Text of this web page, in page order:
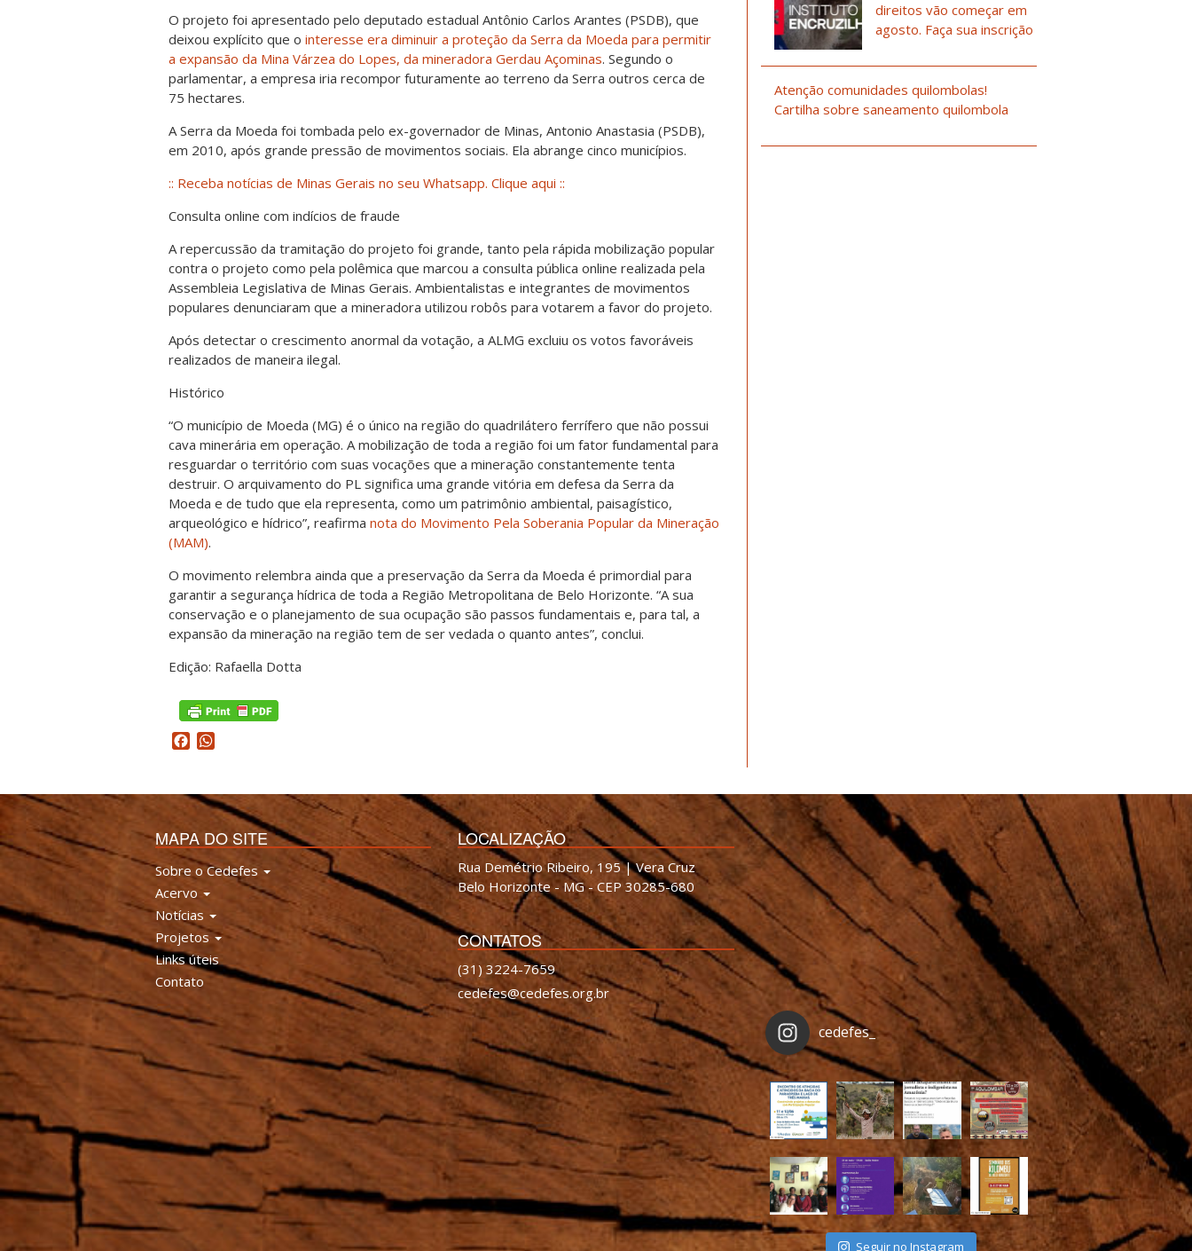
O projeto foi apresentado pelo deputado estadual Antônio Carlos Arantes (PSDB), que
deixou explícito que o interesse era diminuir a proteção da Serra da Moeda para permitir
a expansão da Mina Várzea do Lopes, da mineradora Gerdau Açominas. Segundo o
parlamentar, a empresa iria recompor futuramente ao terreno da Serra outros cerca de
75 hectares.
A Serra da Moeda foi tombada pelo ex-governador de Minas, Antonio Anastasia (PSDB),
em 2010, após grande pressão de movimentos sociais. Ela abrange cinco municípios.
:: Receba notícias de Minas Gerais no seu Whatsapp. Clique aqui ::
Consulta online com indícios de fraude
A repercussão da tramitação do projeto foi grande, tanto pela rápida mobilização popular
contra o projeto como pela polêmica que marcou a consulta pública online realizada pela
Assembleia Legislativa de Minas Gerais. Ambientalistas e integrantes de movimentos
populares denunciaram que a mineradora utilizou robôs para votarem a favor do projeto.
Após detectar o crescimento anormal da votação, a ALMG excluiu os votos favoráveis
realizados de maneira ilegal.
Histórico
“O município de Moeda (MG) é o único na região do quadrilátero ferrífero que não possui
cava minerária em operação. A mobilização de toda a região foi um fator fundamental para
resguardar o território com suas vocações que a mineração constantemente tenta
destruir. O arquivamento do PL significa uma grande vitória em defesa da Serra da
Moeda e de tudo que ela representa, como um patrimônio ambiental, paisagístico,
arqueológico e hídrico”, reafirma nota do Movimento Pela Soberania Popular da Mineração
(MAM).
O movimento relembra ainda que a preservação da Serra da Moeda é primordial para
garantir a segurança hídrica de toda a Região Metropolitana de Belo Horizonte. “A sua
conservação e o planejamento de sua ocupação são passos fundamentais e, para tal, a
expansão da mineração na região tem de ser vedada o quanto antes”, conclui.
Edição: Rafaella Dotta
Facebook
direitos vão começar em
agosto. Faça sua inscrição
Atenção comunidades quilombolas!
Cartilha sobre saneamento quilombola
MAPA DO SITE
Sobre o Cedefes
Acervo
Notícias
Projetos
Links úteis
Contato
LOCALIZAÇÃO
Rua Demétrio Ribeiro, 195 | Vera Cruz
Belo Horizonte - MG - CEP 30285-680
CONTATOS
(31) 3224-7659
cedefes@cedefes.org.br
cedefes_
Seguir no Instagram